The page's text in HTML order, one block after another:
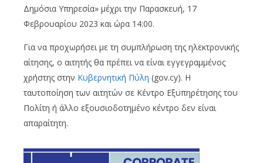
Δημόσια Υπηρεσία» μέχρι την Παρασκευή, 17
Φεβρουαρίου 2023 και ώρα 14:00.
Για να προχωρήσει με τη συμπλήρωση της ηλεκτρονικής
αίτησης, ο αιτητής θα πρέπει να είναι εγγεγραμμένος
χρήστης στην Κυβερνητική Πύλη (gov.cy). Η
ταυτοποίηση των αιτητών σε Κέντρο Εξυπηρέτησης του
Πολίτη ή άλλο εξουσιοδοτημένο κέντρο δεν είναι
απαραίτητη.